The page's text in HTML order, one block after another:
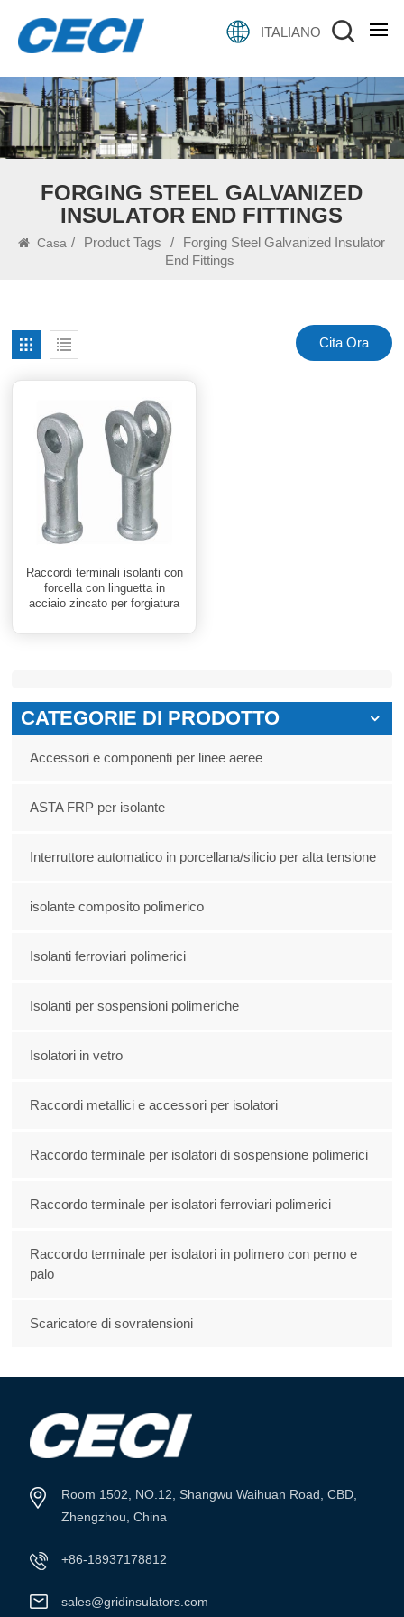
ITALIANO
FORGING STEEL GALVANIZED
INSULATOR END FITTINGS
Casa / Product Tags /
Forging Steel Galvanized Insulator
End Fittings
Cita Ora
Raccordi terminali isolanti con
forcella con linguetta in
acciaio zincato per forgiatura
CATEGORIE DI PRODOTTO
Accessori e componenti per linee aeree
ASTA FRP per isolante
Interruttore automatico in porcellana/silicio per alta tensione
isolante composito polimerico
Isolanti ferroviari polimerici
Isolanti per sospensioni polimeriche
Isolatori in vetro
Raccordi metallici e accessori per isolatori
Raccordo terminale per isolatori di sospensione polimerici
Raccordo terminale per isolatori ferroviari polimerici
Raccordo terminale per isolatori in polimero con perno e
palo
Scaricatore di sovratensioni
Room 1502, NO.12, Shangwu Waihuan Road, CBD,
Zhengzhou, China
+86-18937178812
sales@gridinsulators.com